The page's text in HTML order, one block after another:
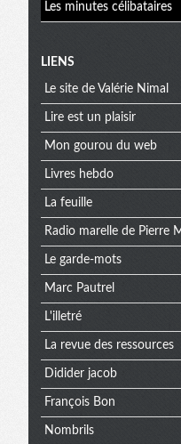
Les minutes célibataires
Menu
extra
LIENS
Le site de Valérie Nimal
Lire est un plaisir
Mon gourou du web
Livres hebdo
La feuille
Radio marelle de Pierre
Le garde-mots
Marc Pautrel
L'illetré
La revue des ressources
Didider jacob
François Bon
Nombrils